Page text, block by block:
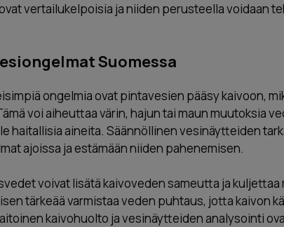
vertailukelpoisia ja niiden perusteella voidaan
Suomessa
ongelmia ovat pintavesien pääsy kaivoon,
voi aiheuttaa värin, hajun tai maun muutoksia
haitallisia aineita. Säännöllinen vesinäytteiden
ajoissa ja estämään niiden pahenemisen.
voivat lisätä kaivoveden sameutta ja kuljettaa
tärkeää varmistaa veden puhtaus, jotta kaivon
kaivohuolto ja vesinäytteiden analysointi